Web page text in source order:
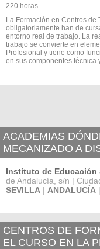
220 horas
La Formación en Centros
obligatoriamente han de
entorno real de trabajo. La
trabajo se convierte en
Profesional y tiene como
en sus componentes técnica
ACADEMIAS
MECANIZADO A
Instituto de Educación
de Andalucía, s/n |
SEVILLA | ANDALUCÍA
CENTROS DE
EL CURSO EN LA